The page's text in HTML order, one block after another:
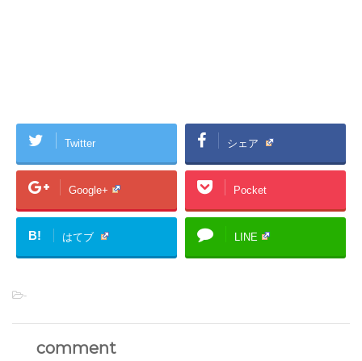
Twitter シェア
Google+ Pocket
B! はてブ LINE
-
comment